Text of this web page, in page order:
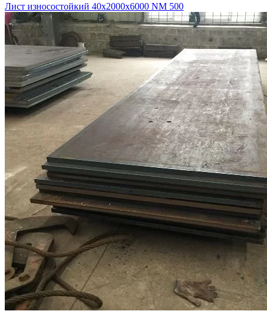
Лист износостойкий 40х2000х6000 NM 500